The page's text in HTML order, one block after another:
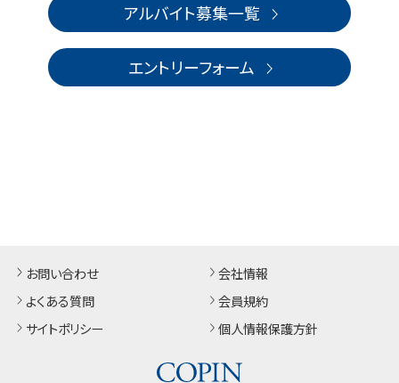
アルバイト募集一覧
エントリーフォーム
お問い合わせ
よくある質問
サイトポリシー
会社情報
会員規約
個人情報保護方針